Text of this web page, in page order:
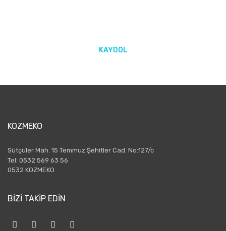
KAYDOL
KOZMEKO
Sütçüler Mah. 15 Temmuz Şehitler Cad. No:127/c
Tel: 0532 569 63 56
0532 KOZMEKO
BİZİ TAKİP EDİN